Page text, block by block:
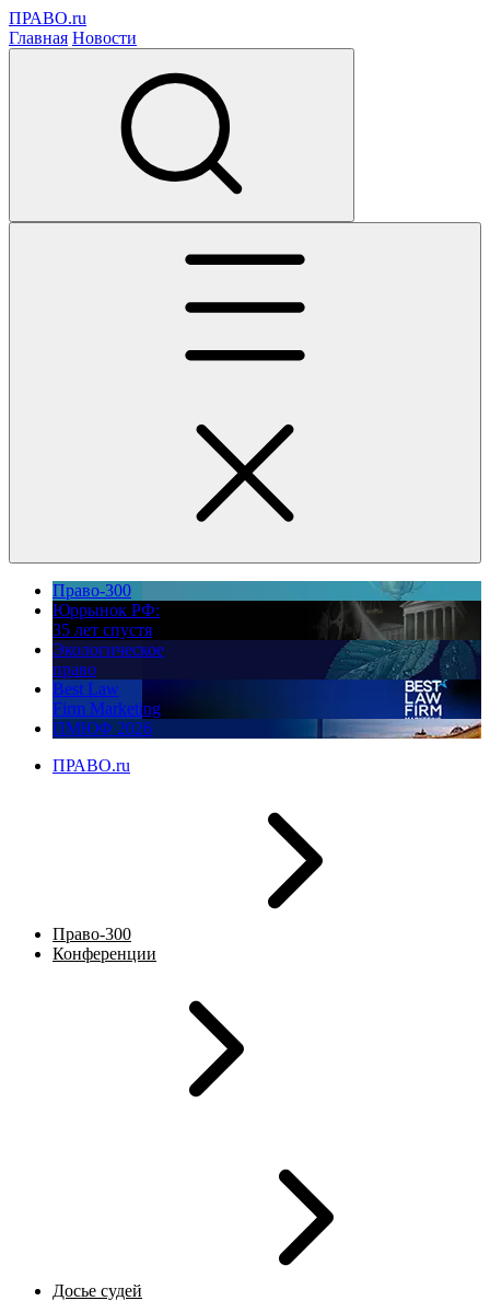
ПРАВО.ru
Главная Новости
Право-300
Юррынок РФ:
35 лет спустя
Экологическое
право
Best Law
Firm Marketing
ПМЮФ 2026
ПРАВО.ru
Право-300
Конференции
Досье судей